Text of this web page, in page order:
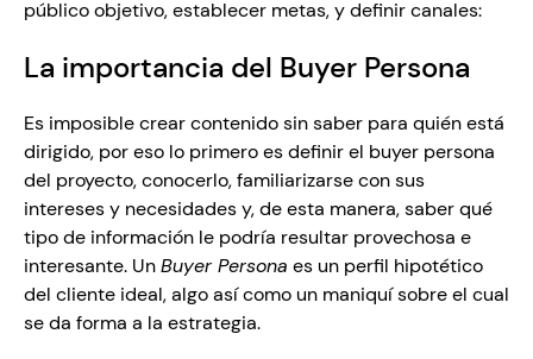
público objetivo, establecer metas, y definir canales:
La importancia del Buyer Persona
Es imposible crear contenido sin saber para quién está
dirigido, por eso lo primero es definir el buyer persona
del proyecto, conocerlo, familiarizarse con sus
intereses y necesidades y, de esta manera, saber qué
tipo de información le podría resultar provechosa e
interesante. Un Buyer Persona es un perfil hipotético
del cliente ideal, algo así como un maniquí sobre el cual
se da forma a la estrategia.